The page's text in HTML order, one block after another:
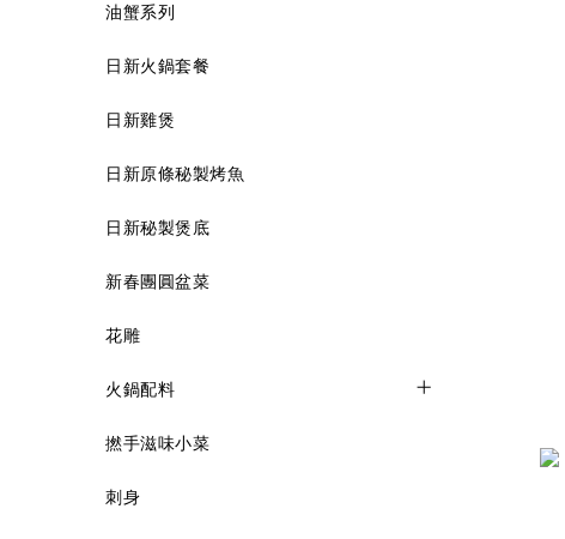
油蟹系列
日新火鍋套餐
日新雞煲
日新原條秘製烤魚
日新秘製煲底
新春團圓盆菜
花雕
火鍋配料
撚手滋味小菜
刺身